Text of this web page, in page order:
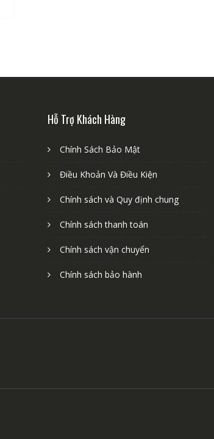
Hỗ Trợ Khách Hàng
Chính Sách Bảo Mật
Điều Khoản Và Điều Kiện
Chính sách và Quy định chung
Chính sách thanh toán
Chính sách vận chuyển
Chính sách bảo hành